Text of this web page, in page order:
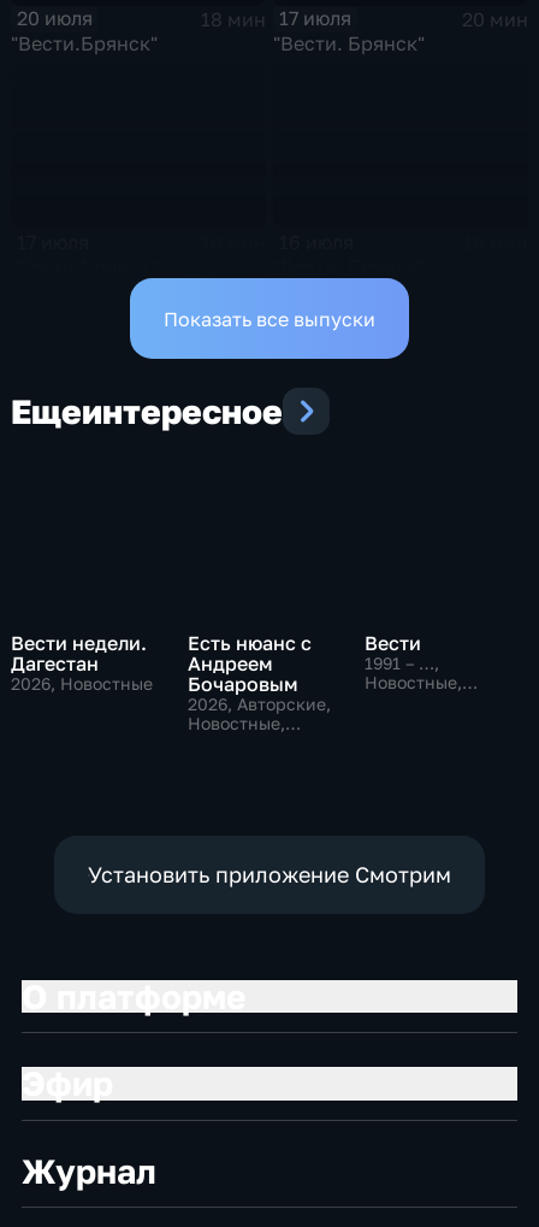
20 июля
18 мин
"Вести.Брянск"
17 июля
20 мин
"Вести. Брянск"
Показать все выпуски
Ещеинтересное
Вести недели.
Дагестан
2026, Новостные
Есть нюанс с
Андреем
Бочаровым
2026, Авторские,
Новостные,
Вести
1991 – …,
Новостные,
Установить приложение Смотрим
Журнал